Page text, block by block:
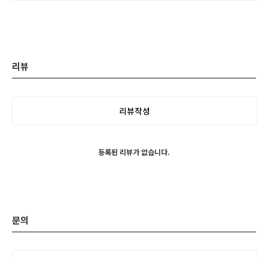
리뷰
리뷰작성
등록된 리뷰가 없습니다.
문의